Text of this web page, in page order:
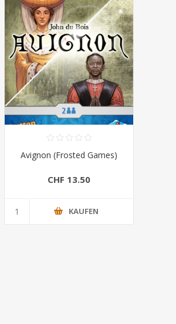
Avignon (Frosted Games)
CHF 13.50
KAUFEN